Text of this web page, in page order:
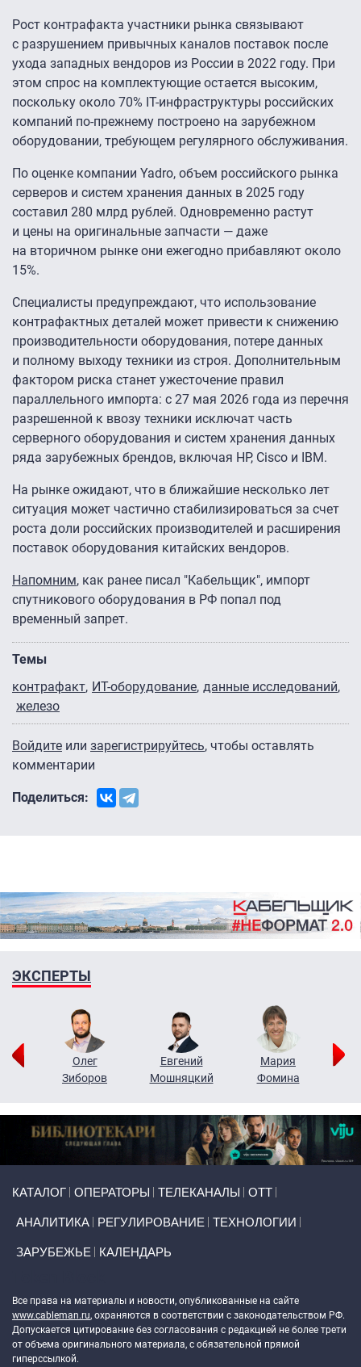
Рост контрафакта участники рынка связывают
с разрушением привычных каналов поставок после
ухода западных вендоров из России в 2022 году. При
этом спрос на комплектующие остается высоким,
поскольку около 70% IT-инфраструктуры российских
компаний по-прежнему построено на зарубежном
оборудовании, требующем регулярного обслуживания.
По оценке компании Yadro, объем российского рынка
серверов и систем хранения данных в 2025 году
составил 280 млрд рублей. Одновременно растут
и цены на оригинальные запчасти — даже
на вторичном рынке они ежегодно прибавляют около
15%.
Специалисты предупреждают, что использование
контрафактных деталей может привести к снижению
производительности оборудования, потере данных
и полному выходу техники из строя. Дополнительным
фактором риска станет ужесточение правил
параллельного импорта: с 27 мая 2026 года из перечня
разрешенной к ввозу техники исключат часть
серверного оборудования и систем хранения данных
ряда зарубежных брендов, включая HP, Cisco и IBM.
На рынке ожидают, что в ближайшие несколько лет
ситуация может частично стабилизироваться за счет
роста доли российских производителей и расширения
поставок оборудования китайских вендоров.
Напомним, как ранее писал "Кабельщик", импорт
спутникового оборудования в РФ попал под
временный запрет.
Темы
контрафакт ИТ-оборудование данные исследований
железо
Войдите или зарегистрируйтесь, чтобы оставлять
комментарии
Поделиться:
ЭКСПЕРТЫ
Олег
Зиборов
Евгений
Мошняцкий
Мария
Фомина
КАТАЛОГ ОПЕРАТОРЫ ТЕЛЕКАНАЛЫ ОТТ
АНАЛИТИКА РЕГУЛИРОВАНИЕ ТЕХНОЛОГИИ
ЗАРУБЕЖЬЕ КАЛЕНДАРЬ
Все права на материалы и новости, опубликованные на сайте
www.cableman.ru, охраняются в соответствии с законодательством РФ.
Допускается цитирование без согласования с редакцией не более трети
от объема оригинального материала, с обязательной прямой
гиперссылкой.